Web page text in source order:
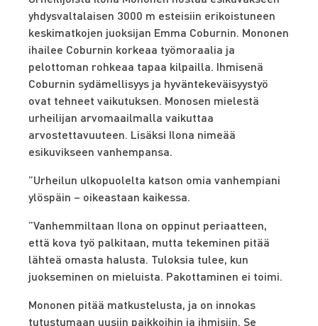
yhdysvaltalaisen 3000 m esteisiin erikoistuneen
keskimatkojen juoksijan Emma Coburnin. Mononen
ihailee Coburnin korkeaa työmoraalia ja
pelottoman rohkeaa tapaa kilpailla. Ihmisenä
Coburnin sydämellisyys ja hyväntekeväisyystyö
ovat tehneet vaikutuksen. Monosen mielestä
urheilijan arvomaailmalla vaikuttaa
arvostettavuuteen. Lisäksi Ilona nimeää
esikuvikseen vanhempansa.
”Urheilun ulkopuolelta katson omia vanhempiani
ylöspäin – oikeastaan kaikessa.
”Vanhemmiltaan Ilona on oppinut periaatteen,
että kova työ palkitaan, mutta tekeminen pitää
lähteä omasta halusta. Tuloksia tulee, kun
juokseminen on mieluista. Pakottaminen ei toimi.
Mononen pitää matkustelusta, ja on innokas
tutustumaan uusiin paikkoihin ja ihmisiin. Se